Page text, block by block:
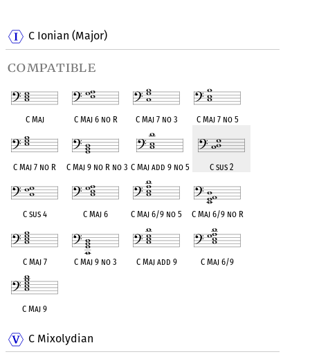
C Ionian (Major)
compatible
C Maj C Maj 6 no R C Maj 7 no 3 C Maj 7 no 5
C Maj 7 no R C Maj 9 no R no 3 C Maj add 9 no 5 C sus 2
C sus 4 C Maj 6 C Maj 6/9 no 5 C Maj 6/9 no R
C Maj 7 C Maj 9 no 3 C Maj add 9 C Maj 6/9
C Maj 9
C Mixolydian